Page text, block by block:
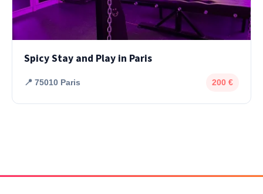
Spicy Stay and Play in Paris
📍 75010 Paris 200 €